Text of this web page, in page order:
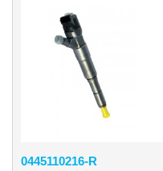
0445110216-R